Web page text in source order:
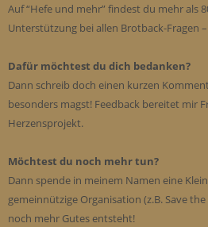
Auf “Hefe und mehr” findest du mehr als
Unterstützung bei allen Brotback-Fragen
Dafür möchtest du dich bedanken?
Dann schreib doch einen kurzen
besonders magst! Feedback bereitet mir
Herzensprojekt.
Möchtest du noch mehr tun?
Dann spende in meinem Namen eine
gemeinnützige Organisation (z.B. Save
noch mehr Gutes entsteht!